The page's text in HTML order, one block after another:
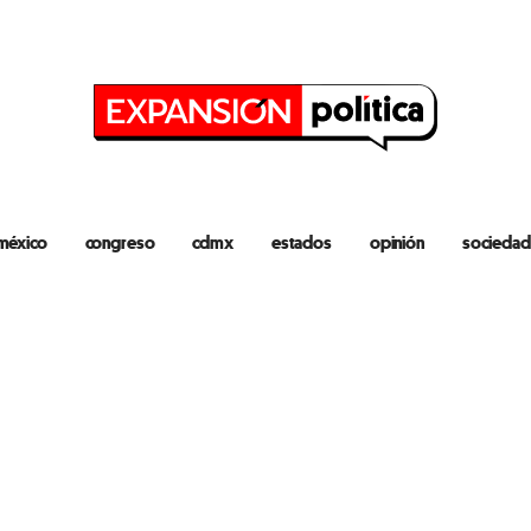
congreso cdmx estados opinión sociedad